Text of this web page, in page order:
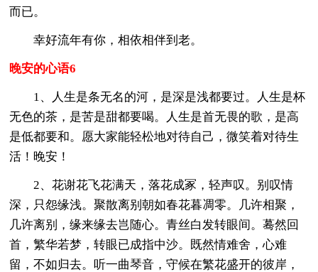
而已。
幸好流年有你，相依相伴到老。
晚安的心语6
1、人生是条无名的河，是深是浅都要过。人生是杯
无色的茶，是苦是甜都要喝。人生是首无畏的歌，是高
是低都要和。愿大家能轻松地对待自己，微笑着对待生
活！晚安！
2、花谢花飞花满天，落花成冢，轻声叹。别叹情
深，只怨缘浅。聚散离别朝如春花暮凋零。几许相聚，
几许离别，缘来缘去岂随心。青丝白发转眼间。蓦然回
首，繁华若梦，转眼已成指中沙。既然情难舍，心难
留，不如归去。听一曲琴音，守候在繁花盛开的彼岸，